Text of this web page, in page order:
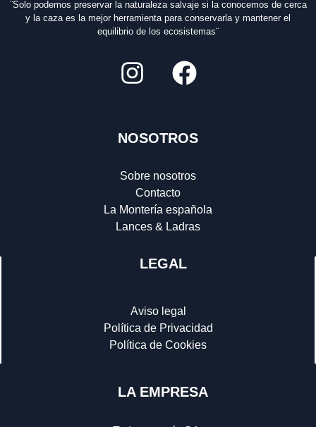
¨Solo podemos preservar la naturaleza salvaje si la conocemos de cerca
y la caza es la mejor herramienta para conservarla y mantener el
equilibrio de los ecosistemas¨
NOSOTROS
Sobre nosotros
Contacto
La Montería española
Lances & Ladras
LEGAL
Aviso legal
Política de Privacidad
Política de Cookies
LA EMPRESA